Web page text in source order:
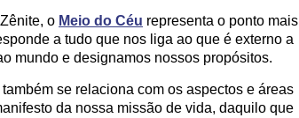
o Meio do Céu representa o ponto mais
a tudo que nos liga ao que é externo a
mundo e designamos nossos propósitos.
também se relaciona com os aspectos e áreas
da nossa missão de vida, daquilo que